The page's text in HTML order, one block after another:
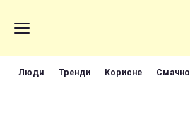
Люди Тренди Корисне Смачно